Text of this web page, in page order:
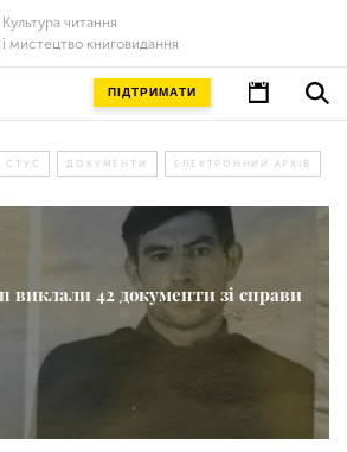
Культура читання
і мистецтво книговидання
ПІДТРИМАТИ
СТУС ДОКУМЕНТИ ЕЛЕКТРОННИЙ АРХІВ
виклали 42 документи зі справи